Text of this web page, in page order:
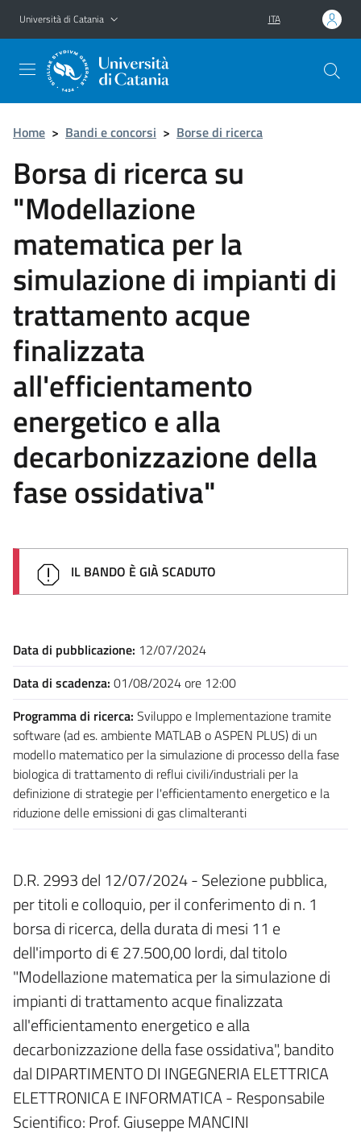
Vai al contenuto principale
Vai al menu di navigazione
Università di Catania ITA
Home > Bandi e concorsi > Borse di ricerca
Borsa di ricerca su
"Modellazione
matematica per la
simulazione di impianti di
trattamento acque
finalizzata
all'efficientamento
energetico e alla
decarbonizzazione della
fase ossidativa"
IL BANDO È GIÀ SCADUTO
Data di pubblicazione: 12/07/2024
Data di scadenza: 01/08/2024 ore 12:00
Programma di ricerca: Sviluppo e Implementazione tramite
software (ad es. ambiente MATLAB o ASPEN PLUS) di un
modello matematico per la simulazione di processo della fase
biologica di trattamento di reflui civili/industriali per la
definizione di strategie per l'efficientamento energetico e la
riduzione delle emissioni di gas climalteranti
D.R. 2993 del 12/07/2024 - Selezione pubblica,
per titoli e colloquio, per il conferimento di n. 1
borsa di ricerca, della durata di mesi 11 e
dell'importo di € 27.500,00 lordi, dal titolo
"Modellazione matematica per la simulazione di
impianti di trattamento acque finalizzata
all'efficientamento energetico e alla
decarbonizzazione della fase ossidativa", bandito
dal DIPARTIMENTO DI INGEGNERIA ELETTRICA
ELETTRONICA E INFORMATICA - Responsabile
Scientifico: Prof. Giuseppe MANCINI